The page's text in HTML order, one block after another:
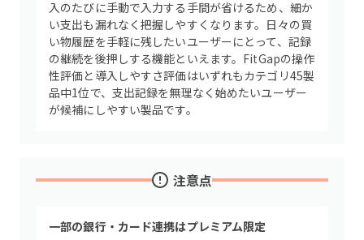
入のたびに手動で入力する手間が省けるため、細か
い支出も漏れなく把握しやすくなります。日々の買
い物履歴を手軽に残したいユーザーにとって、記録
の継続を後押しする機能といえます。FitGapの操作
性評価と導入しやすさ評価はいずれもカテゴリ45製
品中1位で、支出記録を無理なく始めたいユーザー
が候補にしやすい製品です。
注意点
一部の銀行・カード連携はプレミアム限定